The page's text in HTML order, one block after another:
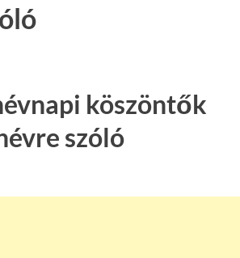
köszöntők
szóló